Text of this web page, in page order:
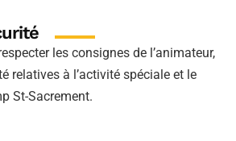
les consignes de l’animateur,
relatives à l’activité spéciale et le
St-Sacrement.